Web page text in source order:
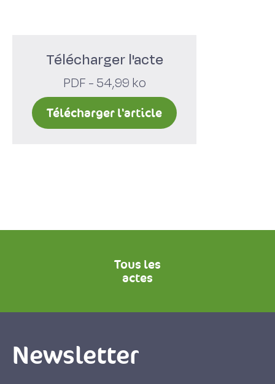
Télécharger l'acte
PDF - 54,99 ko
Télécharger l'article
Tous les
actes
Newsletter